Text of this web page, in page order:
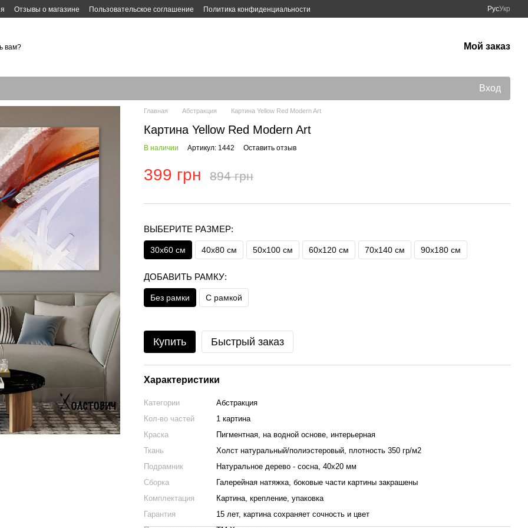
Отзывы о магазине Пользовательское соглашение Политика конфиденциальности РусУкр
вам? Мой заказ
Вход
Главная Абстракция Картина Yellow Red Modern Art
Картина Yellow Red Modern Art
В наличии Артикул: 1442 Оставить отзыв
399 грн 894 грн
ВЫБЕРИТЕ РАЗМЕР:
30х60 см 40х80 см 50х100 см 60х120 см 70х140 см 90x180 см
ДОБАВИТЬ РАМКУ:
Без рамки С рамкой
Купить Быстрый заказ
Характеристики
Категории
Абстракция
Кол-во частей
1 картина
Краска
Пигментная, на водной основе, интерьерная
Ткань
Холст натуральный/полиэстеровый, плотность 350 гр/м2
Подрамник
Натуральное дерево - сосна, 40x20 мм
Сборка
Галерейная натяжка, боковые части картины закрашены
Комплектация
Картина, крепление, упаковка
Гарантия
15 лет, картина сохраняет сочность и цвет